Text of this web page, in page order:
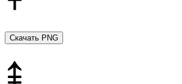
Скачать PNG